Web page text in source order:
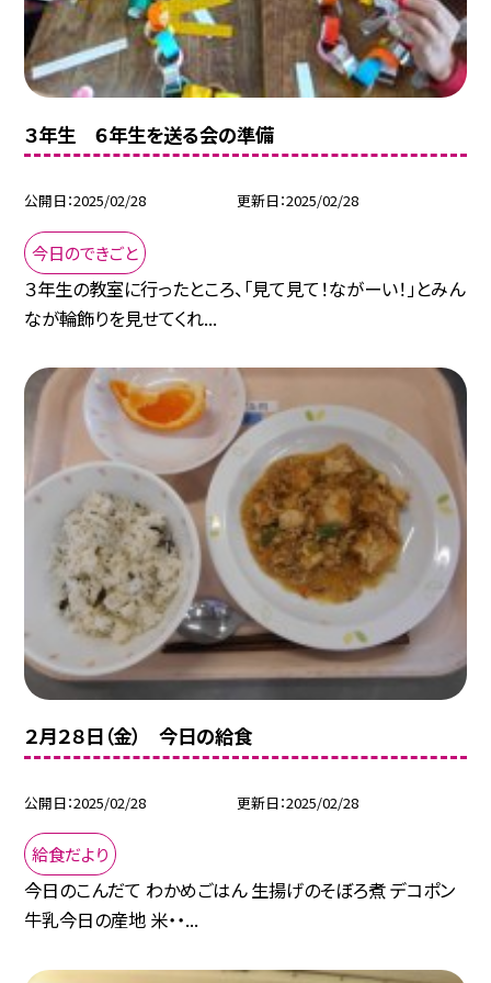
３年生 ６年生を送る会の準備
公開日 2025/02/28 更新日 2025/02/28
今日のできごと
３年生の教室に行ったところ、「見て見て！ながーい！」とみん
なが輪飾りを見せてくれ...
２月２８日（金） 今日の給食
公開日 2025/02/28 更新日 2025/02/28
給食だより
今日のこんだて わかめごはん 生揚げのそぼろ煮 デコポン
牛乳今日の産地 米・・...